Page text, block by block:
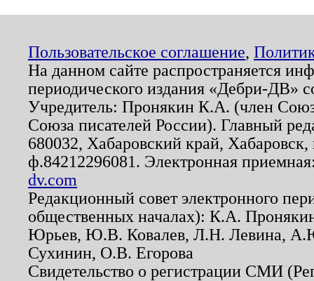
Пользовательское соглашение,
На данном сайте распространяется
периодического издания «Дебри-ДВ»
Учредитель: Пронякин К.А. (член
Союза писателей России). Главный
680032, Хабаровский край,
ф.84212296081. Электронная
dv.com
Редакционный совет электронного
общественных началах): К.А.
Юрьев, Ю.В. Ковалев, Л.Н. Левина,
Сухинин, О.В. Егорова
Свидетельство о регистрации СМИ